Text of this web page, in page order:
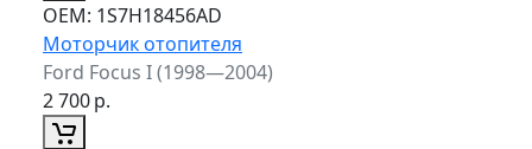
ОЕМ: 1S7H18456AD
Моторчик отопителя
Ford Focus I (1998—2004)
2 700р.